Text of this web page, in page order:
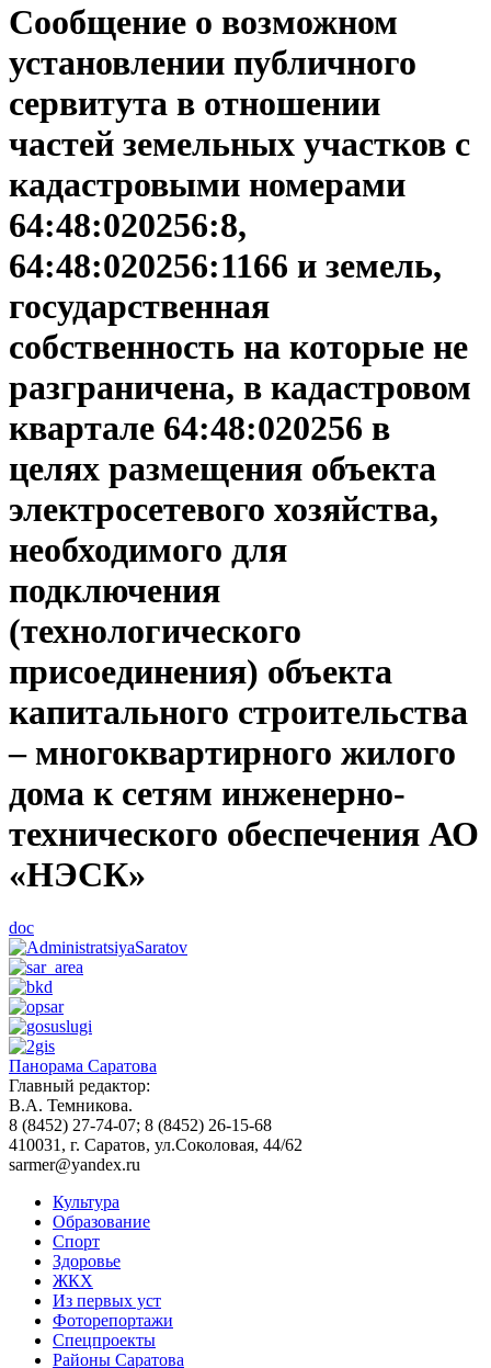
Сообщение о возможном
установлении публичного
сервитута в отношении
частей земельных участков с
кадастровыми номерами
64:48:020256:8,
64:48:020256:1166 и земель,
государственная
собственность на которые не
разграничена, в кадастровом
квартале 64:48:020256 в
целях размещения объекта
электросетевого хозяйства,
необходимого для
подключения
(технологического
присоединения) объекта
капитального строительства
– многоквартирного жилого
дома к сетям инженерно-
технического обеспечения АО
«НЭСК»
doc
Панорама Саратова
Главный редактор:
В.А. Темникова.
8 (8452) 27-74-07; 8 (8452) 26-15-68
410031, г. Саратов, ул.Соколовая, 44/62
sarmer@yandex.ru
Культура
Образование
Спорт
Здоровье
ЖКХ
Из пеpвых уст
Фоторепортажи
Спецпроекты
Районы Саратова